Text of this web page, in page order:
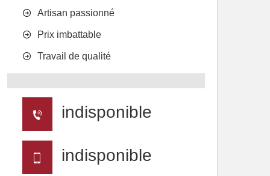
Artisan passionné
Prix imbattable
Travail de qualité
indisponible
indisponible